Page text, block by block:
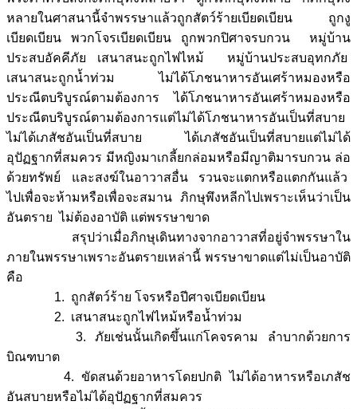
หลายในศาสนานี้จำพรรษาแล้วถูกสัตว์ร้ายเบียดเบียน ถูกงู
เบียดเบียน พวกโจรเบียดเบียน ถูกพวกปิศาจรบกวน หมู่บ้าน
ประสบอัคคีภัย เสนาสนะถูกไฟไหม้ หมู่บ้านประสบอุทกภัย
เสนาสนะถูกน้ำท่วม ไม่ได้โภชนาหารอันเศร้าหมองหรือ
ประณีตบริบูรณ์ตามต้องการ ได้โภชนาหารอันเศร้าหมองหรือ
ประณีตบริบูรณ์ตามต้องการแต่ไม่ได้โภชนาหารอันเป็นที่สบาย
ไม่ได้เภสัชอันเป็นที่สบาย ได้เภสัชอันเป็นที่สบายแต่ไม่ได้
อุปัฏฐากที่สมควร มีหญิงมาเกลี้ยกล่อมหรือมีญาติมารบกวน ล่อ
ด้วยทรัพย์ และสงฆ์ในอาวาสอื่น รวนจะแตกหรือแตกกันแล้ว
ไปเพื่อจะห้ามหรือเพื่อจะสมาน ภิกษุพึงหลีกไปเพราะเห็นว่าเป็น
อันตราย ไม่ต้องอาบัติ แต่พรรษาขาด
สรุปว่าเมื่อภิกษุเดินทางจากอาวาสที่อยู่จำพรรษาใน
ภายในพรรษาเพราะอันตรายเหล่านี้ พรรษาขาดแต่ไม่เป็นอาบัติ
คือ
1. ถูกสัตว์ร้าย โจรหรือปีศาจเบียดเบียน
2. เสนาสนะถูกไฟไหม้หรือน้ำท่วม
3. ภัยเช่นนั้นเกิดขึ้นแก่โคจรคาม ลำบากด้วยการ
บิณฑบาต
4. ขัดสนด้วยอาหารโดยปกติ ไม่ได้อาหารหรือเภสัช
อันสบายหรือไม่ได้อุปัฏฐากที่สมควร